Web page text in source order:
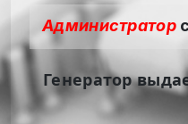
Администратор
Генератор